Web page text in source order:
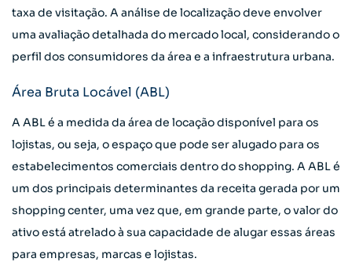
taxa de visitação. A análise de localização deve envolver
uma avaliação detalhada do mercado local, considerando o
perfil dos consumidores da área e a infraestrutura urbana.
Área Bruta Locável (ABL)
A ABL é a medida da área de locação disponível para os
lojistas, ou seja, o espaço que pode ser alugado para os
estabelecimentos comerciais dentro do shopping. A ABL é
um dos principais determinantes da receita gerada por um
shopping center, uma vez que, em grande parte, o valor do
ativo está atrelado à sua capacidade de alugar essas áreas
para empresas, marcas e lojistas.